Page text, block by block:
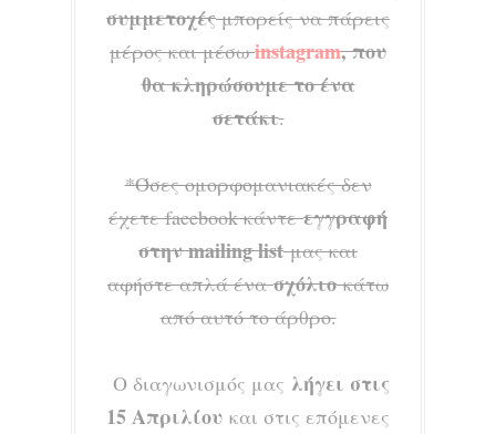
συμμετοχέςμπορείς να πάρεις
μέρος και μέσωinstagram, που
θα κληρώσουμε το ένα
σετάκι.
*Όσες ομορφομανιακές δεν
έχετε facebook κάντεεγγραφή
στην mailing listμας και
αφήστε απλά ένασχόλιοκάτω
από αυτό το άρθρο.
Ο διαγωνισμός μας λήγει στις
15 Απριλίου και στις επόμενες